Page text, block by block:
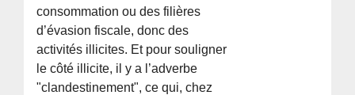
consommation ou des filières
d’évasion fiscale, donc des
activités illicites. Et pour souligner
le côté illicite, il y a l’adverbe
"clandestinement", ce qui, chez